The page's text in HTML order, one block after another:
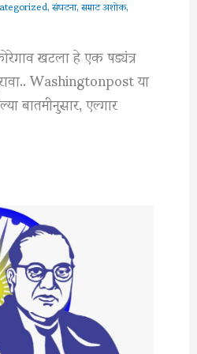
खटला हे एक षड्यंत्र
Washingtonpost या
बातमीनुसार, एल्गार